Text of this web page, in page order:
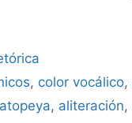
, color vocálico,
, aliteración,